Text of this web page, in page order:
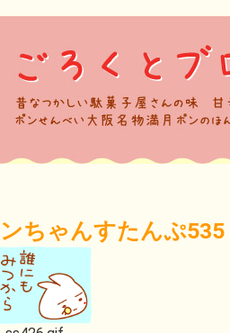
ちゃんすたんぷ535